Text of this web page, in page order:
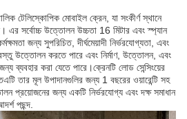
টেলিস্কোপিক মোবাইল ক্রেন, যা সংকীর্ণ স্থানে
এর সর্বোচ্চ উত্তোলন উচ্চতা 16 মিটার এবং স্প্যান
জন্য সুপরিচিত, দীর্ঘমেয়াদী নির্ভরযোগ্যতা, এবং
উত্তোলন করতে পারে এবং নির্মাণ, উত্তোলন, এবং
ব্যবহার করা যেতে পারে।ক্রেনটি লোড সেন্সিংয়ের
তার মূল উপাদানগুলির জন্য 1 বছরের ওয়ারেন্টি সহ
প্রয়োজনের জন্য একটি নির্ভরযোগ্য এবং দক্ষ সমাধান
পছন্দ.